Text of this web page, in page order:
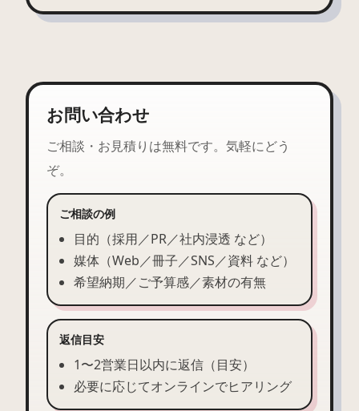
お問い合わせ
ご相談・お見積りは無料です。気軽にどう
ぞ。
ご相談の例
目的（採用／PR／社内浸透 など）
媒体（Web／冊子／SNS／資料 など）
希望納期／ご予算感／素材の有無
返信目安
1〜2営業日以内に返信（目安）
必要に応じてオンラインでヒアリング